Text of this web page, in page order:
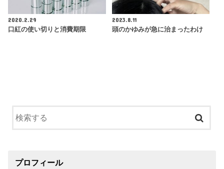
2020.2.29
口紅の使い切りと消費期限
2023.8.11
頭のかゆみが急に治まったわけ
プロフィール